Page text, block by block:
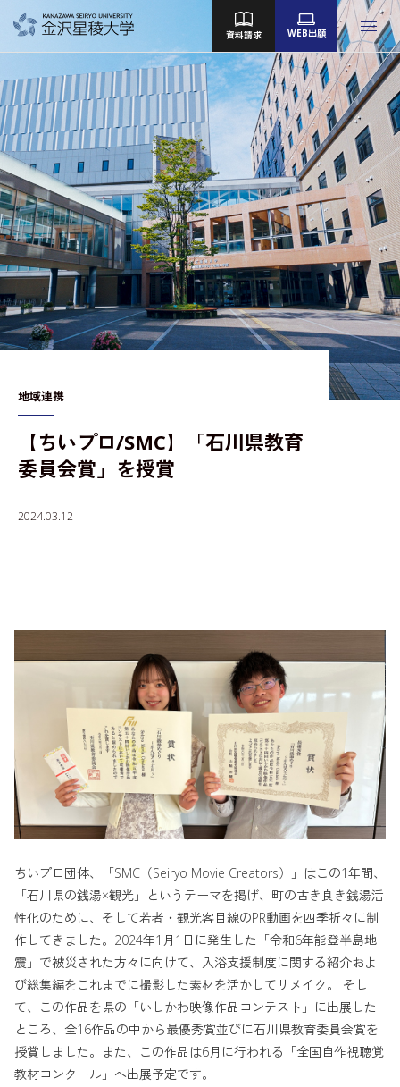
女子短期大学部 大学院
Language
大学案内
教育／学部・大学院
産学地域連携・研究
留学・国際交流
キャンパスライフ
就職・資格
入学者選抜情報
資料請求 WEB出願
地域連携
【ちいプロ/SMC】「石川県教育
委員会賞」を授賞
2024.03.12
ちいプロ団体、「SMC（Seiryo Movie Creators）」はこの1年間、
「石川県の銭湯×観光」というテーマを掲げ、町の古き良き銭湯活
性化のために、そして若者・観光客目線のPR動画を四季折々に制
作してきました。2024年1月1日に発生した「令和6年能登半島地
震」で被災された方々に向けて、入浴支援制度に関する紹介およ
び総集編をこれまでに撮影した素材を活かしてリメイク。 そし
て、この作品を県の「いしかわ映像作品コンテスト」に出展した
ところ、全16作品の中から最優秀賞並びに石川県教育委員会賞を
授賞しました。また、この作品は6月に行われる「全国自作視聴覚
教材コンクール」へ出展予定です。